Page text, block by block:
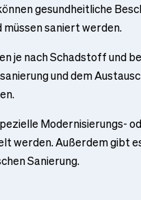
gesundheitliche
saniert werden.
je nach Schadstoff und
und dem
Modernisierungs-
werden. Außerdem gibt
Sanierung.